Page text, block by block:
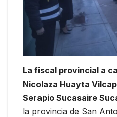
La fiscal provincial a
Nicolaza Huayta
Serapio Sucasaire
la provincia de San